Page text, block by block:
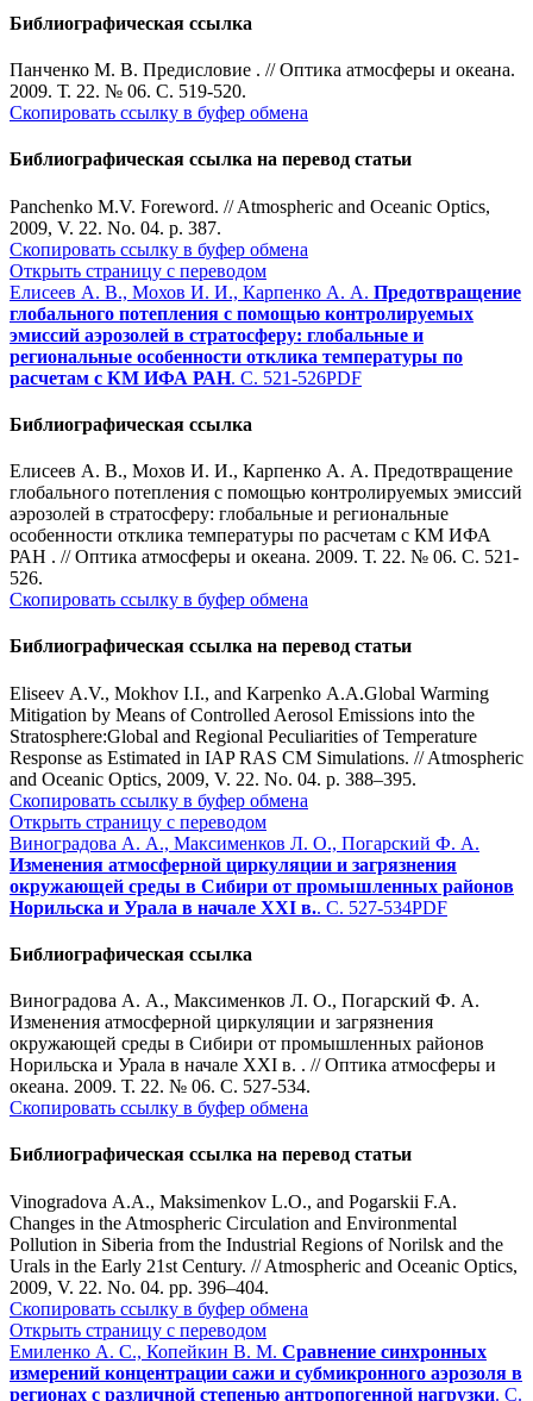
Библиографическая ссылка
Панченко М. В. Предисловие . // Оптика атмосферы и океана.
2009. Т. 22. № 06. С. 519-520.
Скопировать ссылку в буфер обмена
Библиографическая ссылка на перевод статьи
Panchenko M.V. Foreword. // Atmospheric and Oceanic Optics,
2009, V. 22. No. 04. p. 387.
Скопировать ссылку в буфер обмена
Открыть страницу с переводом
Елисеев А. В., Мохов И. И., Карпенко А. А. Предотвращение
глобального потепления с помощью контролируемых
эмиссий аэрозолей в стратосферу: глобальные и
региональные особенности отклика температуры по
расчетам с КМ ИФА РАН. С. 521-526PDF
Библиографическая ссылка
Елисеев А. В., Мохов И. И., Карпенко А. А. Предотвращение
глобального потепления с помощью контролируемых эмиссий
аэрозолей в стратосферу: глобальные и региональные
особенности отклика температуры по расчетам с КМ ИФА
РАН . // Оптика атмосферы и океана. 2009. Т. 22. № 06. С. 521-
526.
Скопировать ссылку в буфер обмена
Библиографическая ссылка на перевод статьи
Eliseev A.V., Mokhov I.I., and Karpenko A.A.Global Warming
Mitigation by Means of Controlled Aerosol Emissions into the
Stratosphere:Global and Regional Peculiarities of Temperature
Response as Estimated in IAP RAS CM Simulations. // Atmospheric
and Oceanic Optics, 2009, V. 22. No. 04. p. 388–395.
Скопировать ссылку в буфер обмена
Открыть страницу с переводом
Виноградова А. А., Максименков Л. О., Погарский Ф. А.
Изменения атмосферной циркуляции и загрязнения
окружающей среды в Сибири от промышленных районов
Норильска и Урала в начале ХХI в.. С. 527-534PDF
Библиографическая ссылка
Виноградова А. А., Максименков Л. О., Погарский Ф. А.
Изменения атмосферной циркуляции и загрязнения
окружающей среды в Сибири от промышленных районов
Норильска и Урала в начале ХХI в. . // Оптика атмосферы и
океана. 2009. Т. 22. № 06. С. 527-534.
Скопировать ссылку в буфер обмена
Библиографическая ссылка на перевод статьи
Vinogradova A.A., Maksimenkov L.O., and Pogarskii F.A.
Changes in the Atmospheric Circulation and Environmental
Pollution in Siberia from the Industrial Regions of Norilsk and the
Urals in the Early 21st Century. // Atmospheric and Oceanic Optics,
2009, V. 22. No. 04. pp. 396–404.
Скопировать ссылку в буфер обмена
Открыть страницу с переводом
Емиленко А. С., Копейкин В. М. Сравнение синхронных
измерений концентрации сажи и субмикронного аэрозоля в
регионах с различной степенью антропогенной нагрузки. С.